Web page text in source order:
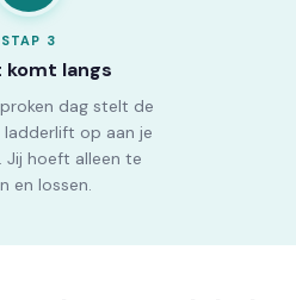
STAP 3
komt langs
dag stelt de
op aan je
Jij hoeft alleen te
en lossen.